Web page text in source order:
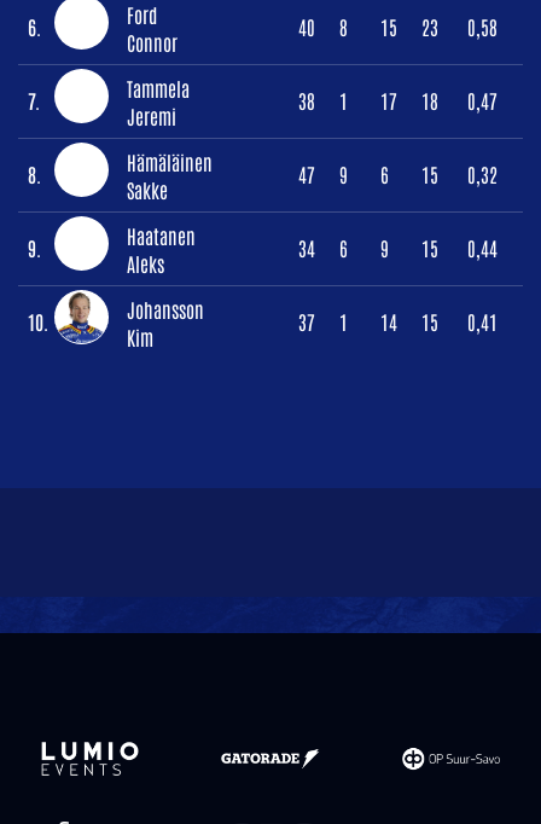
6.
Ford
Connor
40 8 15 23 0,58
7.
Tammela
Jeremi
38 1 17 18 0,47
8.
Hämäläinen
Sakke
47 9 6 15 0,32
9.
Haatanen
Aleks
34 6 9 15 0,44
10.
Johansson
Kim
37 1 14 15 0,41